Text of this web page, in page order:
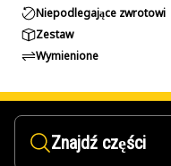
Niepodlegające zwrotowi
Zestaw
Wymienione
Znajdź części